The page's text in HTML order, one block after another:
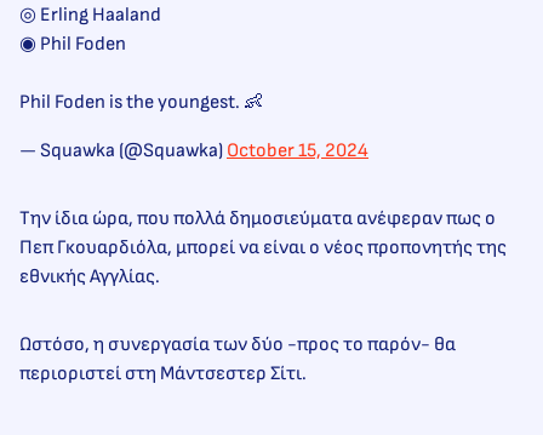
◎ Erling Haaland
◉ Phil Foden
Phil Foden is the youngest. 👶
— Squawka (@Squawka) October 15, 2024
Την ίδια ώρα, που πολλά δημοσιεύματα ανέφεραν πως ο
Πεπ Γκουαρδιόλα, μπορεί να είναι ο νέος προπονητής της
εθνικής Αγγλίας.
Ωστόσο, η συνεργασία των δύο -προς το παρόν- θα
περιοριστεί στη Μάντσεστερ Σίτι.